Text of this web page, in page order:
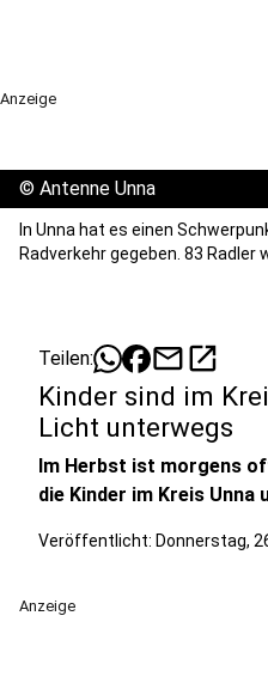
Anzeige
© Antenne Unna
In Unna hat es einen
Radverkehr gegeben. 83
Teilen: mailopen_in_new
Kinder sind im
Licht unterwegs
Im Herbst ist morgens
die Kinder im Kreis Unna
Veröffentlicht: Donnerstag,
Anzeige